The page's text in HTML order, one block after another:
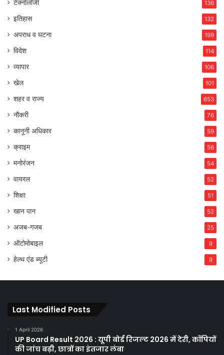
टेक्नोलॉजी 136
इतिहास 132
अपराध व घटना 199
विदेश 114
व्यापार 106
खेल 101
शहर व राज्य 653
नौकरी 76
कानूनी अधिकार 59
क्राइम 56
मनोरंजन 54
वायरल 52
शिक्षा 51
खान पान 52
अजब-गजब 25
ऑटोमोबाइल 9
हेल्थ एंड ब्यूटी 9
Last Modified Posts
1 April 2026
UP Board Result 2026 : यूपी बोर्ड रिजल्ट 2026 में देरी, कॉपियों
की जांच बढ़ी, छात्रों का इंतजार लंबा